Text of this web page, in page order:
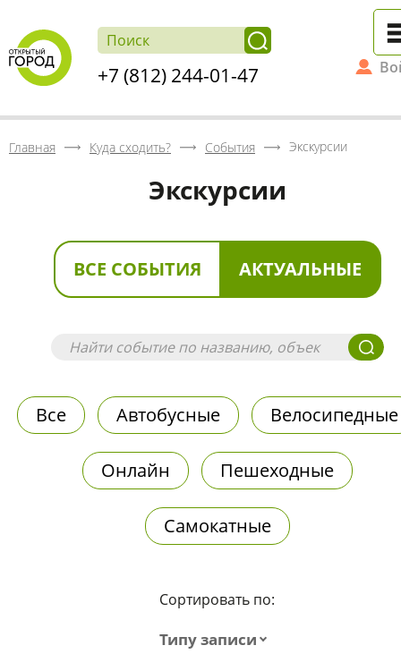
+7 (812) 244-01-47
Главная Куда сходить? События Экскурсии
Экскурсии
ВСЕ СОБЫТИЯ АКТУАЛЬНЫЕ
Все Автобусные Велосипедные
Онлайн Пешеходные
Самокатные
Сортировать по:
Типу записи